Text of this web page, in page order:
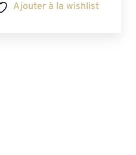
Ajouter à la wishlist